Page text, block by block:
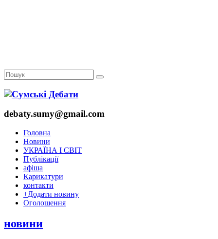
debaty.sumy@gmail.com
Головна
Новини
УКРАЇНА І СВІТ
Публікації
афіша
Карикатури
контакти
+Додати новину
Оголошення
новини